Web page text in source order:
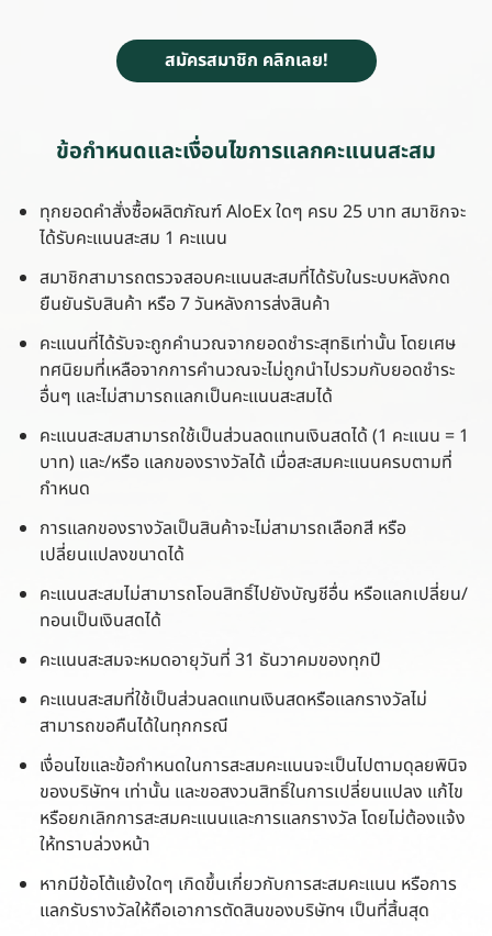
สมัครสมาชิก คลิกเลย!
ข้อกำหนดและเงื่อนไขการแลกคะแนนสะสม
ทุกยอดคำสั่งซื้อผลิตภัณฑ์ AloEx ใดๆ ครบ 25 บาท สมาชิกจะ
ได้รับคะแนนสะสม 1 คะแนน
สมาชิกสามารถตรวจสอบคะแนนสะสมที่ได้รับในระบบหลังกด
ยืนยันรับสินค้า หรือ 7 วันหลังการส่งสินค้า
คะแนนที่ได้รับจะถูกคำนวณจากยอดชำระสุทธิเท่านั้น โดยเศษ
ทศนิยมที่เหลือจากการคำนวณจะไม่ถูกนำไปรวมกับยอดชำระ
อื่นๆ และไม่สามารถแลกเป็นคะแนนสะสมได้
คะแนนสะสมสามารถใช้เป็นส่วนลดแทนเงินสดได้ (1 คะแนน = 1
บาท) และ/หรือ แลกของรางวัลได้ เมื่อสะสมคะแนนครบตามที่
กำหนด
การแลกของรางวัลเป็นสินค้าจะไม่สามารถเลือกสี หรือ
เปลี่ยนแปลงขนาดได้
คะแนนสะสมไม่สามารถโอนสิทธิ์ไปยังบัญชีอื่น หรือแลกเปลี่ยน/
ทอนเป็นเงินสดได้
คะแนนสะสมจะหมดอายุวันที่ 31 ธันวาคมของทุกปี
คะแนนสะสมที่ใช้เป็นส่วนลดแทนเงินสดหรือแลกรางวัลไม่
สามารถขอคืนได้ในทุกกรณี
เงื่อนไขและข้อกำหนดในการสะสมคะแนนจะเป็นไปตามดุลยพินิจ
ของบริษัทฯ เท่านั้น และขอสงวนสิทธิ์ในการเปลี่ยนแปลง แก้ไข
หรือยกเลิกการสะสมคะแนนและการแลกรางวัล โดยไม่ต้องแจ้ง
ให้ทราบล่วงหน้า
หากมีข้อโต้แย้งใดๆ เกิดขึ้นเกี่ยวกับการสะสมคะแนน หรือการ
แลกรับรางวัลให้ถือเอาการตัดสินของบริษัทฯ เป็นที่สิ้นสุด